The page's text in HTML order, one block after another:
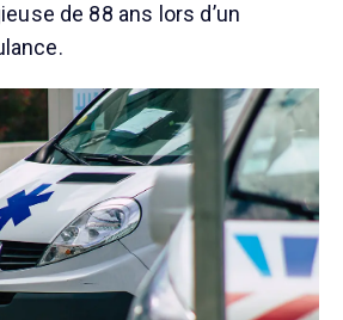
de 88 ans lors d’un